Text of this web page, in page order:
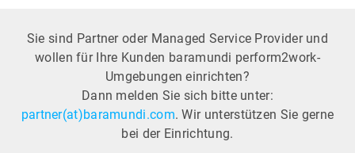
Sie sind Partner oder Managed Service Provider und
wollen für Ihre Kunden baramundi perform2work-
Umgebungen einrichten?
Dann melden Sie sich bitte unter:
partner(at)baramundi.com. Wir unterstützen Sie gerne
bei der Einrichtung.